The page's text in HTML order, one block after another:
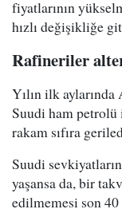
fiyatlarının
hızlı değişikliğe
Rafineriler
Yılın ilk
Suudi ham petrolü
rakam sıfıra
Suudi
yaşansa da, bir
edilmemesi son 40